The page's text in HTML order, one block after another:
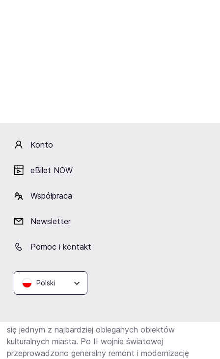
Konto
eBilet NOW
Współpraca
Newsletter
Pomoc i kontakt
Polski
Opis
Sieradzkie Centrum Kultury powstało w 2010 roku, jako
Sieradzu. Historia tradycji kulturalnej tego miejsca sięga
mieści się Sieradzkie Centrum Kultury, pierwotnie
dla sierot i pierwsza sala teatralna. Samodzielny
budynek teatru wybudowano dopiero w 1874 roku,
zgodnie z projektem Władysława Oraczewskiego. W
się jednym z najbardziej obleganych obiektów
kulturalnych miasta. Po II wojnie światowej
przeprowadzono generalny remont i modernizację